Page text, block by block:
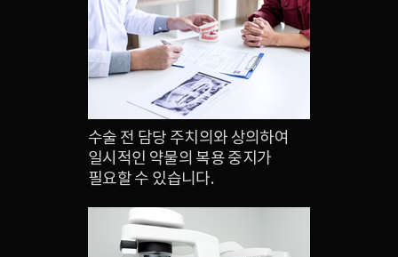
수술 전 담당 주치의와 상의하여
일시적인 약물의 복용 중지가
필요할 수 있습니다.